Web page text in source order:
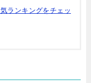
ランキングをチェッ